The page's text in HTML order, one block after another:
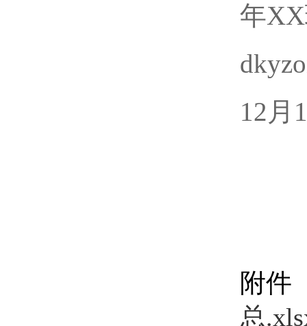
年
12月
附件
总